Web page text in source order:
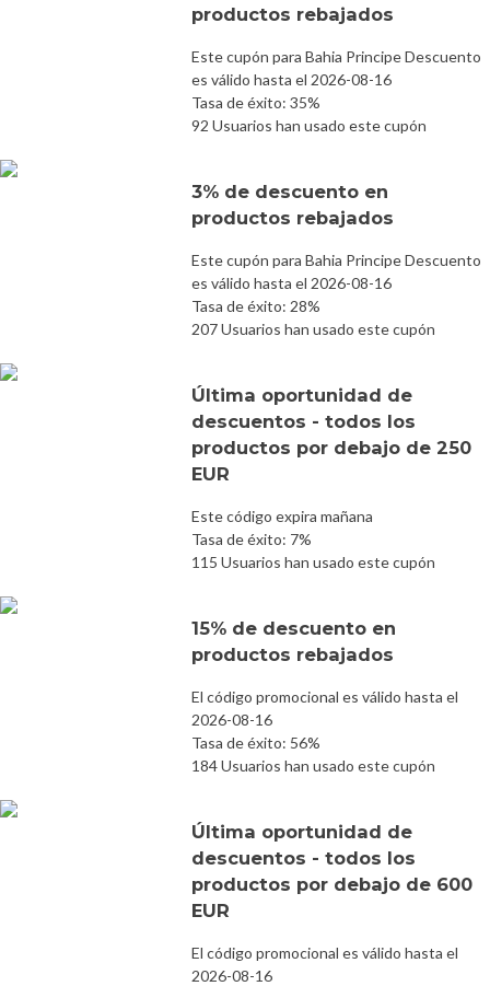
productos rebajados
Este cupón para Bahia Principe Descuento
es válido hasta el 2026-08-16
Tasa de éxito: 35%
92 Usuarios han usado este cupón
3% de descuento en
productos rebajados
Este cupón para Bahia Principe Descuento
es válido hasta el 2026-08-16
Tasa de éxito: 28%
207 Usuarios han usado este cupón
Última oportunidad de
descuentos - todos los
productos por debajo de 250
EUR
Este código expira mañana
Tasa de éxito: 7%
115 Usuarios han usado este cupón
15% de descuento en
productos rebajados
El código promocional es válido hasta el
2026-08-16
Tasa de éxito: 56%
184 Usuarios han usado este cupón
Última oportunidad de
descuentos - todos los
productos por debajo de 600
EUR
El código promocional es válido hasta el
2026-08-16